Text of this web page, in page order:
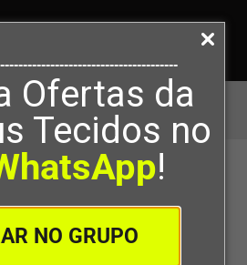
Ofertas da
Tecidos no
!
NO GRUPO
Tecidos Musseline
Dos Tecidos